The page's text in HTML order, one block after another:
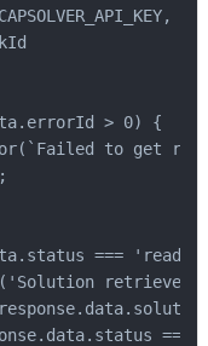
> 0) {
to get
===
retrieved
===